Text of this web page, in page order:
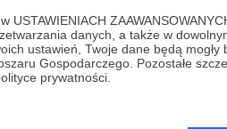
danych, a także w
ustawień, Twoje dane będą
Gospodarczego. Pozostałe
prywatności.